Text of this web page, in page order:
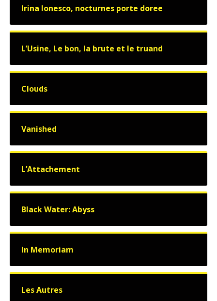
Irina Ionesco, nocturnes porte doree
L’Usine, Le bon, la brute et le truand
Clouds
Vanished
L’Attachement
Black Water: Abyss
In Memoriam
Les Autres